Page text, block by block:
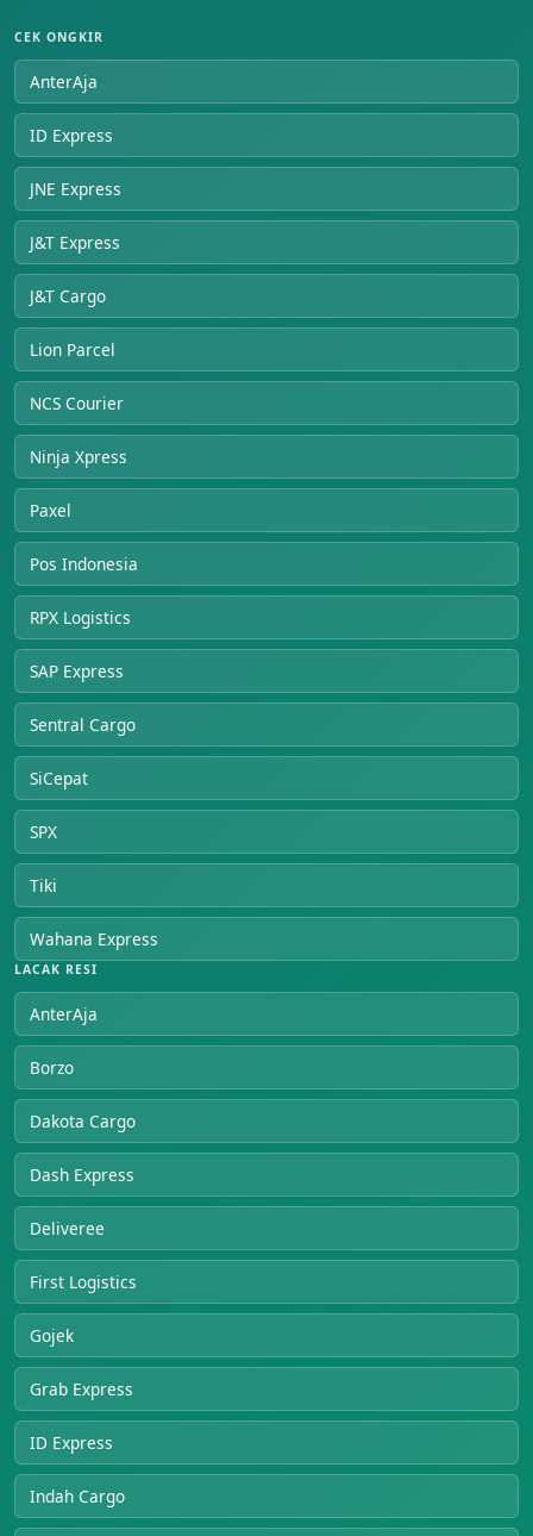
CEK ONGKIR
AnterAja
ID Express
JNE Express
J&T Express
J&T Cargo
Lion Parcel
NCS Courier
Ninja Xpress
Paxel
Pos Indonesia
RPX Logistics
SAP Express
Sentral Cargo
SiCepat
SPX
Tiki
Wahana Express
LACAK RESI
AnterAja
Borzo
Dakota Cargo
Dash Express
Deliveree
First Logistics
Gojek
Grab Express
ID Express
Indah Cargo